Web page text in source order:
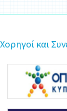
Χορηγοί και